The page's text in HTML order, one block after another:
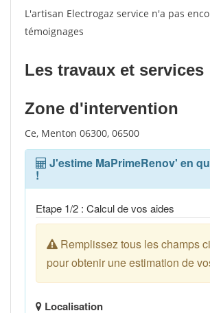
L'artisan Electrogaz service n'a pas
témoignages
Les travaux et services
Zone d'intervention
Ce, Menton 06300, 06500